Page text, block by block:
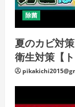
除菌
夏のカビ対
衛生対策【ト